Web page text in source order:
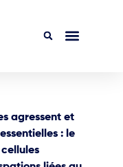
agressent et
: le